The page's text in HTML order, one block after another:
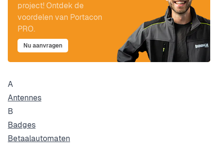
project! Ontdek de
voordelen van Portacon
PRO.
Nu aanvragen
A
Antennes
B
Badges
Betaalautomaten